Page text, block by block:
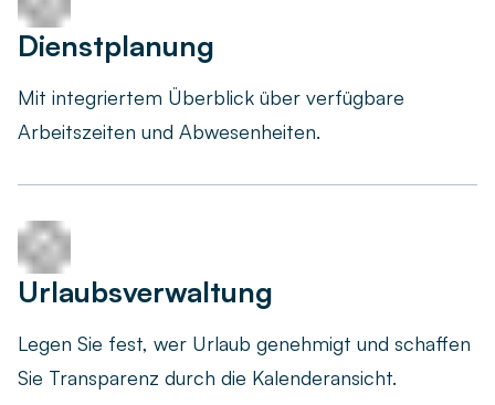
Dienstplanung
Mit integriertem Überblick über verfügbare
Arbeitszeiten und Abwesenheiten.
Urlaubsverwaltung
Legen Sie fest, wer Urlaub genehmigt und schaffen
Sie Transparenz durch die Kalenderansicht.